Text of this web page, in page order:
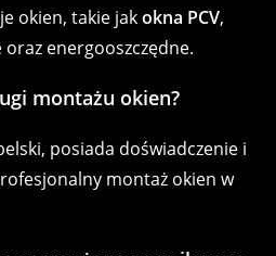
okien, takie jakokna PCV,
energooszczędne.
montażu okien?
posiada doświadczenie i
montaż okien w